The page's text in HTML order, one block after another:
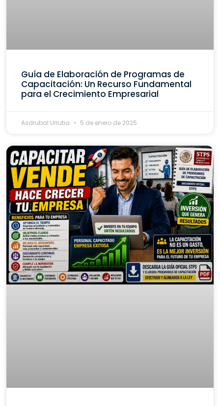
Guía de Elaboración de Programas de
Capacitación: Un Recurso Fundamental
para el Crecimiento Empresarial
Asdrubal Urrutia 5 de enero de 2025